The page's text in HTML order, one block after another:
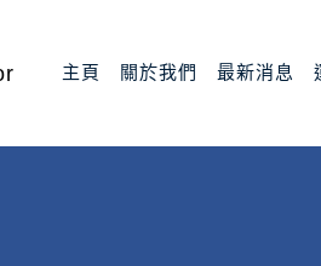
主頁 關於我們 最新消息